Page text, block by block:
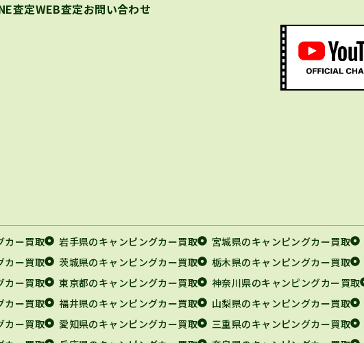
査定WEB査定お問い合わせ
カー買取 岩手県のキャンピングカー買取 宮城県のキャンピングカー買取
カー買取
茨城県のキャンピングカー買取 栃木県のキャンピングカー買取
カー買取
東京都のキャンピングカー買取 神奈川県のキャンピングカー買取
カー買取
福井県のキャンピングカー買取 山梨県のキャンピングカー買取
カー買取
愛知県のキャンピングカー買取 三重県のキャンピングカー買取